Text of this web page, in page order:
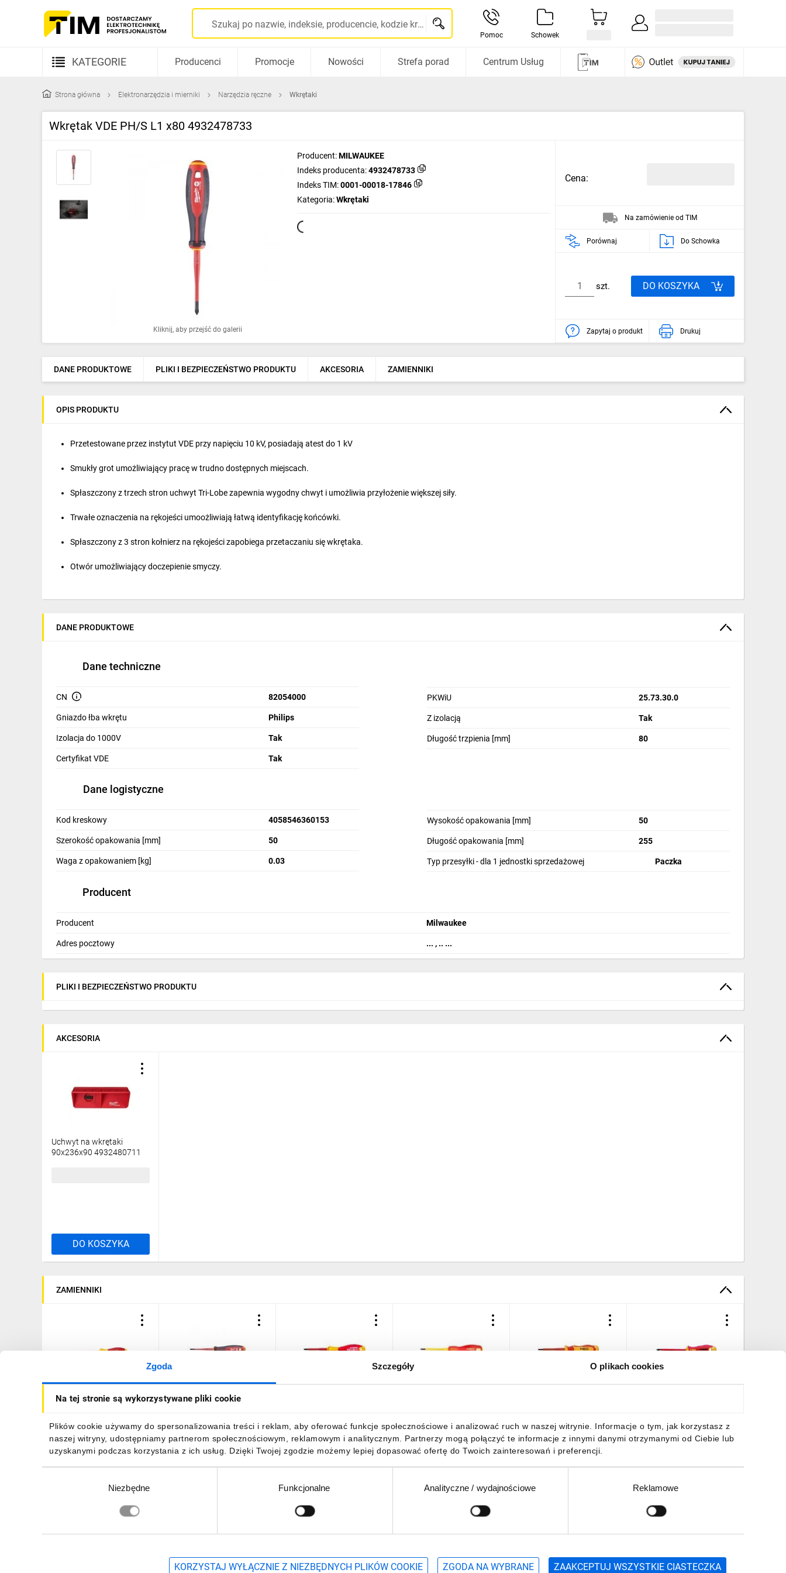
Zgoda Szczegóły O plikach cookies
Na tej stronie są wykorzystywane pliki cookie
Plików cookie używamy do spersonalizowania treści i reklam, aby oferować funkcje społecznościowe i analizować ruch w naszej witrynie. Informacje o tym, jak korzystasz z
naszej witryny, udostępniamy partnerom społecznościowym, reklamowym i analitycznym. Partnerzy mogą połączyć te informacje z innymi danymi otrzymanymi od Ciebie lub
uzyskanymi podczas korzystania z ich usług. Dzięki Twojej zgodzie możemy lepiej dopasować ofertę do Twoich zainteresowań i preferencji.
Niezbędne Funkcjonalne Analityczne / wydajnościowe Reklamowe
KORZYSTAJ WYŁĄCZNIE Z NIEZBĘDNYCH PLIKÓW COOKIE ZGODA NA WYBRANE ZAAKCEPTUJ WSZYSTKIE CIASTECZKA
Szukaj po nazwie, indeksie, producencie, kodzie kreskowym...
Pomoc Schowek
KATEGORIE
Kable i przewody
Rozdzielnice i obudowy
Elementy prowadzenia kabli
Fotowoltaika
Gniazda i łączniki
Ogrzewanie
Elektronarzędzia i mierniki
Napędy elektryczne
Budowa i Remont
Elektronika
Elektromobilność
Energetyka wiatrowa
Wentylacja i rekuperacja
Producenci Promocje Nowości Strefa porad Centrum Usług
Strona główna Elektronarzędzia i mierniki Narzędzia ręczne Wkrętaki
Wkrętak VDE PH/S L1 x80 4932478733
Kliknij, aby przejść do galerii
Producent:MILWAUKEE
Indeks producenta:4932478733
Indeks TIM:0001-00018-17846
Kategoria:Wkrętaki
Cena:
Na zamówienie od TIM
Porównaj Do Schowka
szt. DO KOSZYKA
Zapytaj o produkt Drukuj
DANE PRODUKTOWE PLIKI I BEZPIECZEŃSTWO PRODUKTU AKCESORIA ZAMIENNIKI
OPIS PRODUKTU
Przetestowane przez instytut VDE przy napięciu 10 kV, posiadają atest do 1 kV
Smukły grot umożliwiający pracę w trudno dostępnych miejscach.
Spłaszczony z trzech stron uchwyt Tri-Lobe zapewnia wygodny chwyt i umożliwia przyłożenie większej siły.
Trwałe oznaczenia na rękojeści umoożliwiają łatwą identyfikację końcówki.
Spłaszczony z 3 stron kołnierz na rękojeści zapobiega przetaczaniu się wkrętaka.
Otwór umożliwiający doczepienie smyczy.
DANE PRODUKTOWE
Dane techniczne
CN 82054000
Gniazdo łba wkrętu Philips
Izolacja do 1000V Tak
Certyfikat VDE Tak
PKWiU 25.73.30.0
Z izolacją Tak
Długość trzpienia [mm] 80
Dane logistyczne
Kod kreskowy 4058546360153
Szerokość opakowania [mm] 50
Waga z opakowaniem [kg] 0.03
Wysokość opakowania [mm] 50
Długość opakowania [mm] 255
Typ przesyłki - dla 1 jednostki sprzedażowej Paczka
Producent
Producent Milwaukee
Adres pocztowy ... , .. ...
PLIKI I BEZPIECZEŃSTWO PRODUKTU
AKCESORIA
Uchwyt na wkrętaki
90x236x90 4932480711
DO KOSZYKA
ZAMIENNIKI
Wkrętak krzyżowy PH1
izolowany 1000V SlimFix
61,28 złbrutto
Wkrętak izolowany VDE do
śrub Phillips PH1 x 80mm
34,10 zł brutto 10,44 zł brutto 30,10 złbrutto
DO KOSZYKA
12,29 zł brutto 47,23 złbrutto
Zapisz się, aby otrzymać informacje o nowościach, promocjach i wyprzedażach ZAPISZ SIĘ